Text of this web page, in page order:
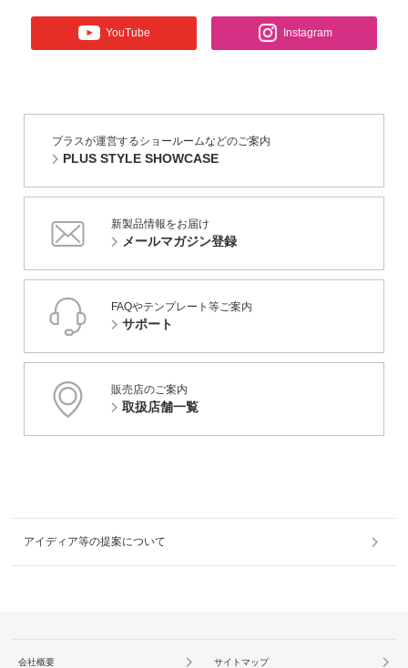
YouTube Instagram
プラスが運営するショールームなどのご案内
PLUS STYLE SHOWCASE
新製品情報をお届け
メールマガジン登録
FAQやテンプレート等ご案内
サポート
販売店のご案内
取扱店舗一覧
アイディア等の提案について
会社概要 サイトマップ